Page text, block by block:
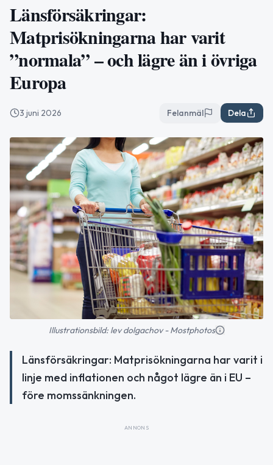
Länsförsäkringar:
Matprisökningarna har varit
”normala” – och lägre än i övriga
Europa
3 juni 2026 Felanmäl Dela
Illustrationsbild: lev dolgachov - Mostphotos
Länsförsäkringar: Matprisökningarna har varit i
linje med inflationen och något lägre än i EU –
före momssänkningen.
ANNONS